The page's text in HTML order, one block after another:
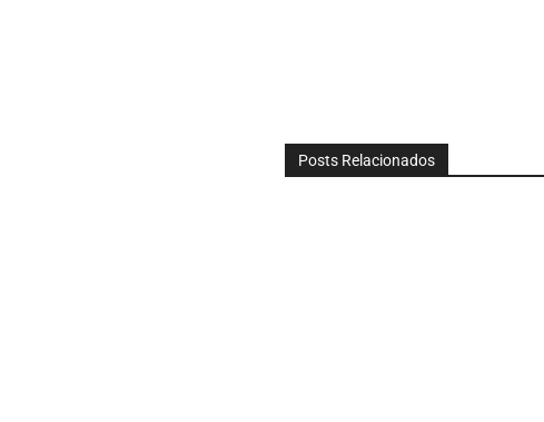
Posts Relacionados